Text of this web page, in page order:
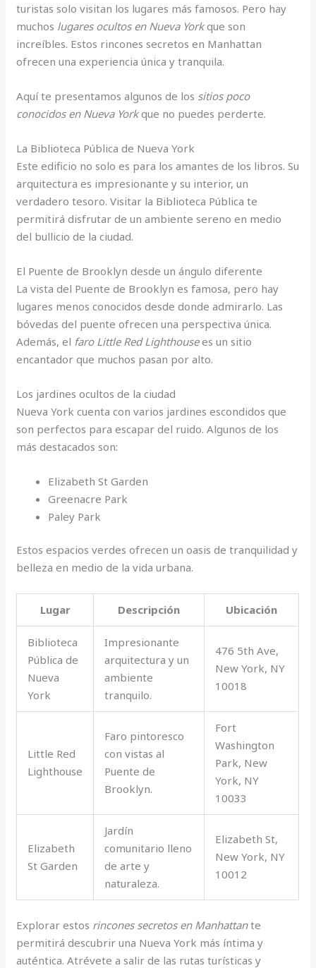
turistas solo visitan los lugares más famosos. Pero hay
muchos lugares ocultos en Nueva Yorkque son
increíbles. Estos rincones secretos en Manhattan
ofrecen una experiencia única y tranquila.
Aquí te presentamos algunos de los sitios poco
conocidos en Nueva Yorkque no puedes perderte.
La Biblioteca Pública de Nueva York
Este edificio no solo es para los amantes de los libros. Su
arquitectura es impresionante y su interior, un
verdadero tesoro. Visitar la Biblioteca Pública te
permitirá disfrutar de un ambiente sereno en medio
del bullicio de la ciudad.
El Puente de Brooklyn desde un ángulo diferente
La vista del Puente de Brooklyn es famosa, pero hay
lugares menos conocidos desde donde admirarlo. Las
bóvedas del puente ofrecen una perspectiva única.
Además, el faro Little Red Lighthousees un sitio
encantador que muchos pasan por alto.
Los jardines ocultos de la ciudad
Nueva York cuenta con varios jardines escondidos que
son perfectos para escapar del ruido. Algunos de los
más destacados son:
Elizabeth St Garden
Greenacre Park
Paley Park
Estos espacios verdes ofrecen un oasis de tranquilidad y
belleza en medio de la vida urbana.
Lugar Descripción Ubicación
Biblioteca
Pública de
Nueva
York
Impresionante
arquitectura y un
ambiente
tranquilo.
476 5th Ave,
New York, NY
10018
Little Red
Lighthouse
Faro pintoresco
con vistas al
Puente de
Brooklyn.
Fort
Washington
Park, New
York, NY
10033
Elizabeth
St Garden
Jardín
comunitario lleno
de arte y
naturaleza.
Elizabeth St,
New York, NY
10012
Explorar estos rincones secretos en Manhattante
permitirá descubrir una Nueva York más íntima y
auténtica. Atrévete a salir de las rutas turísticas y